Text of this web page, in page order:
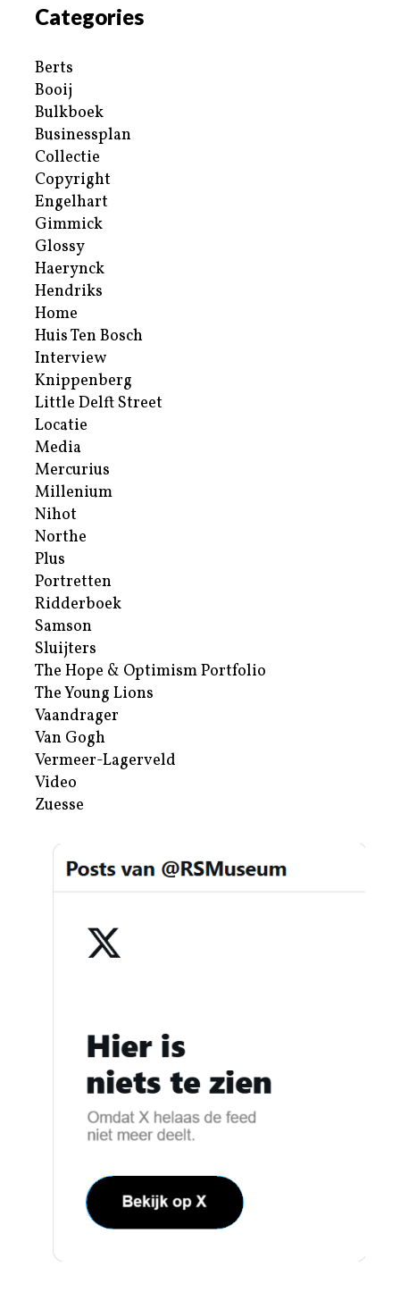
Categories
Berts
Booij
Bulkboek
Businessplan
Collectie
Copyright
Engelhart
Gimmick
Glossy
Haerynck
Hendriks
Home
Huis Ten Bosch
Interview
Knippenberg
Little Delft Street
Locatie
Media
Mercurius
Millenium
Nihot
Northe
Plus
Portretten
Ridderboek
Samson
Sluijters
The Hope & Optimism Portfolio
The Young Lions
Vaandrager
Van Gogh
Vermeer-Lagerveld
Video
Zuesse